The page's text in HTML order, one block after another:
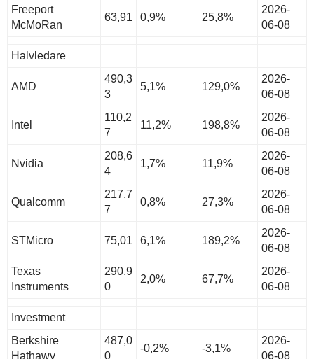
Freeport
McMoRan
63,91 0,9% 25,8%
2026-
06-08
Halvledare
AMD
490,3
3
5,1% 129,0%
2026-
06-08
Intel
110,2
7
11,2% 198,8%
2026-
06-08
Nvidia
208,6
4
1,7% 11,9%
2026-
06-08
Qualcomm
217,7
7
0,8% 27,3%
2026-
06-08
STMicro 75,01 6,1% 189,2%
2026-
06-08
Texas
Instruments
290,9
0
2,0% 67,7%
2026-
06-08
Investment
Berkshire
Hathawy
487,0
0
-0,2% -3,1%
2026-
06-08